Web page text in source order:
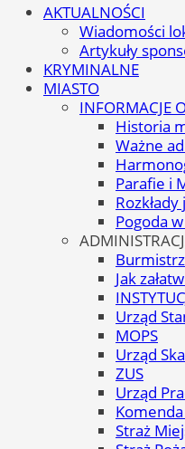
AKTUALNOŚCI
Wiadomości
Artykuły
KRYMINALNE
MIASTO
INFORMACJE
Historia
Ważne
Parafie i
Pogoda
Jak
Urząd
MOPS
Urząd
ZUS
Urząd
Straż